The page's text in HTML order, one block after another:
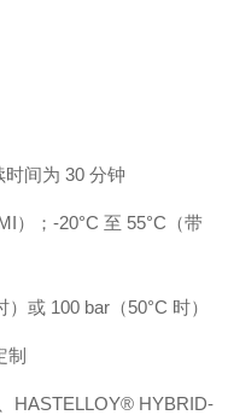
间为 30 分钟
）；-20°C 至 55°C（带
或 100 bar（50°C 时）
制
HASTELLOY® HYBRID-